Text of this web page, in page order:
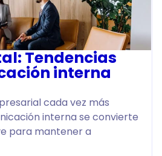
Tendencias
interna
cada vez más
interna se convierte
para mantener a